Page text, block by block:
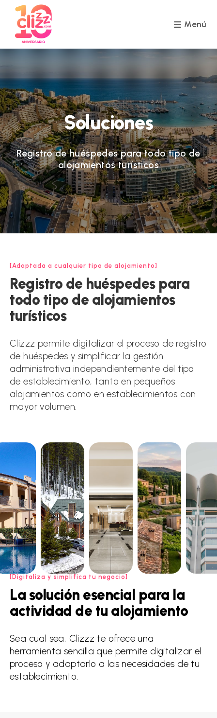
contenido
Menú
Soluciones
Registro de huéspedes para todo tipo de
alojamientos turísticos
Adaptada a cualquier tipo de alojamiento
Registro de huéspedes para
todo tipo de alojamientos
turísticos
Clizzz permite digitalizar el proceso de registro
de huéspedes y simplificar la gestión
administrativa independientemente del tipo
de establecimiento, tanto en pequeños
alojamientos como en establecimientos con
mayor volumen.
Digitaliza y simplifica tu negocio
La solución esencial para la
actividad de tu alojamiento
Sea cual sea, Clizzz te ofrece una
herramienta sencilla que permite digitalizar el
proceso y adaptarlo a las necesidades de tu
establecimiento.